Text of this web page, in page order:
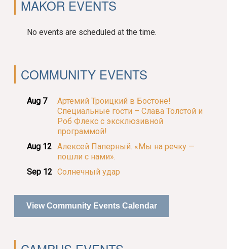
MAKOR EVENTS
No events are scheduled at the time.
COMMUNITY EVENTS
Aug 7
Артемий Троицкий в Бостоне!
Специальные гости – Слава Толстой и
Роб Флекс с эксклюзивной
программой!
Aug 12 Алексей Паперный. «Мы на речку —
пошли с нами».
Sep 12 Солнечный удар
View Community Events Calendar